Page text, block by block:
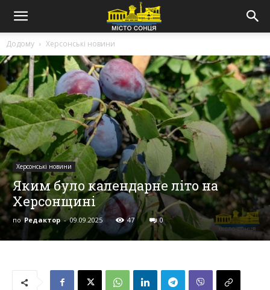
Додому Херсонські новини
Херсонські новини
Яким було календарне літо на
Херсонщині
по Редактор - 09.09.2025 47 0